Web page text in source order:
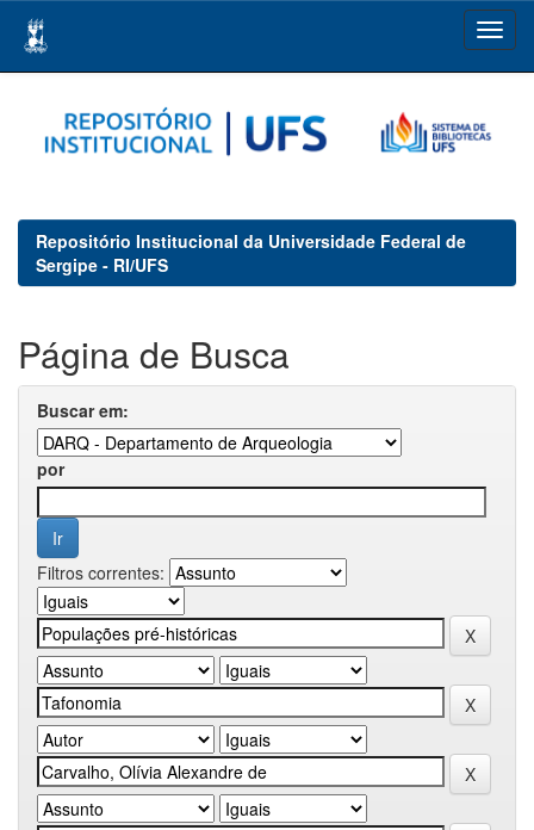
navigation
Repositório Institucional da Universidade Federal de
Sergipe - RI/UFS
Página de Busca
Buscar em:
por
Filtros correntes: